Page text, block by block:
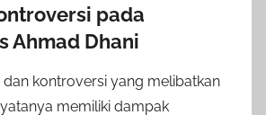
pada
Ahmad Dhani
kontroversi yang melibatkan
memiliki dampak